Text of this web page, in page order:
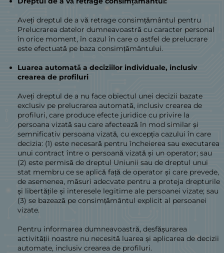
Aveți dreptul de a vă retrage consimțământul pentru
Prelucrarea datelor dumneavoastră cu caracter personal
în orice moment, în cazul în care o astfel de prelucrare
este efectuată pe baza consimțământului.
Luarea automată a deciziilor individuale, inclusiv
crearea de profiluri
Aveți dreptul de a nu face obiectul unei decizii bazate
exclusiv pe prelucrarea automată, inclusiv crearea de
profiluri, care produce efecte juridice cu privire la
persoana vizată sau care afectează în mod similar și
semnificativ persoana vizată, cu excepția cazului în care
decizia: (1) este necesară pentru încheierea sau executarea
unui contract între o persoană vizată și un operator; sau
(2) este permisă de dreptul Uniunii sau de dreptul unui
stat membru ce se aplică față de operator și care prevede,
de asemenea, măsuri adecvate pentru a proteja drepturile
și libertățile și interesele legitime ale persoanei vizate; sau
(3) se bazează pe consimțământul explicit al persoanei
vizate.
Pentru informarea dumneavoastră, desfășurarea
activității noastre nu necesită luarea și aplicarea de decizii
automate, inclusiv crearea de profiluri.